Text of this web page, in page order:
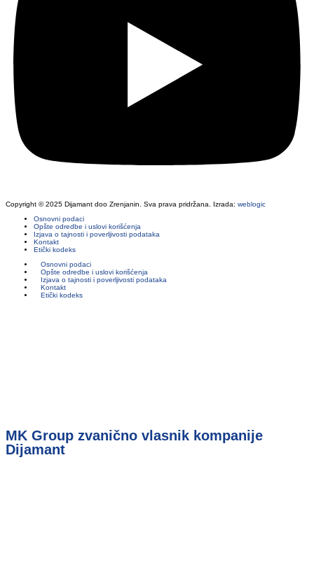
Copyright © 2025 Dijamant doo Zrenjanin. Sva prava pridržana. Izrada: weblogic
Osnovni podaci
Opšte odredbe i uslovi korišćenja
Izjava o tajnosti i poverljivosti podataka
Kontakt
Etički kodeks
Osnovni podaci
Opšte odredbe i uslovi korišćenja
Izjava o tajnosti i poverljivosti podataka
Kontakt
Etički kodeks
MK Group zvanično vlasnik kompanije
Dijamant